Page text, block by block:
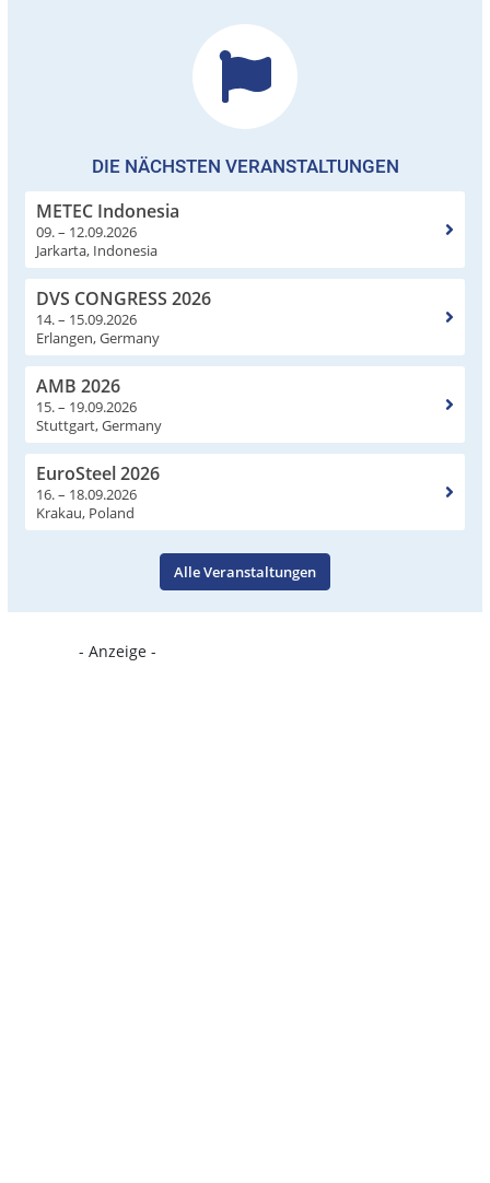
DIE NÄCHSTEN VERANSTALTUNGEN
METEC Indonesia
09. – 12.09.2026
Jarkarta, Indonesia
DVS CONGRESS 2026
14. – 15.09.2026
Erlangen, Germany
AMB 2026
15. – 19.09.2026
Stuttgart, Germany
EuroSteel 2026
16. – 18.09.2026
Krakau, Poland
Alle Veranstaltungen
- Anzeige -